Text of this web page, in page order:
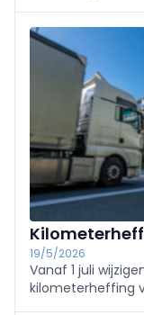
tijdens het rijden,
geldt.
19/5/2026
Vanaf 1 juli
kilometerheffing